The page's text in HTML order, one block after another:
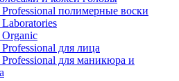
полимерные воски
для лица
для маникюра и